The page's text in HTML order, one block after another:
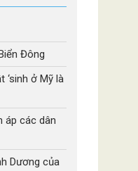
Đông
‘sinh ở Mỹ là
áp các dân
Dương của